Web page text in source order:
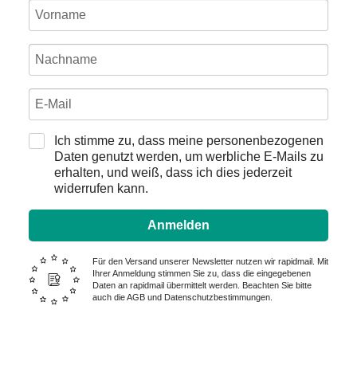
Ich stimme zu, dass meine personenbezogenen
Daten genutzt werden, um werbliche E-Mails zu
erhalten, und weiß, dass ich dies jederzeit
widerrufen kann.
Anmelden
Für den Versand unserer Newsletter nutzen wir rapidmail. Mit
Ihrer Anmeldung stimmen Sie zu, dass die eingegebenen
Daten an rapidmail übermittelt werden. Beachten Sie bitte
auch die AGB und Datenschutzbestimmungen.